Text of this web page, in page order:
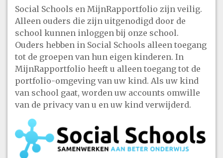
Social Schools en MijnRapportfolio zijn veilig.
Alleen ouders die zijn uitgenodigd door de
school kunnen inloggen bij onze school.
Ouders hebben in Social Schools alleen toegang
tot de groepen van hun eigen kinderen. In
MijnRapportfolio heeft u alleen toegang tot de
portfolio-omgeving van uw kind. Als uw kind
van school gaat, worden uw accounts omwille
van de privacy van u en uw kind verwijderd.